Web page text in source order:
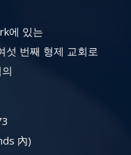
에 있는
섯 번째 형제 교회로
內)